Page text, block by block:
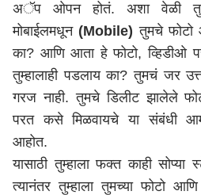
अॅप ओपन होतं. अशा वेळी
मोबाईलमधून (Mobile) तुमचे फोटो
का? आणि आता हे फोटो, व्हिडीओ
तुम्हालाही पडलाय का? तुमचं जर
गरज नाही. तुमचे डिलीट झालेले
परत कसे मिळवायचे या संबंधी
आहोत.
यासाठी तुम्हाला फक्त काही
त्यानंतर तुम्हाला तुमच्या फोटो